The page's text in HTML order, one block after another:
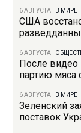
6 АВГУСТА В МИРЕ
США
6 АВГУСТА
После видео
партию мяса
6 АВГУСТА В МИРЕ
Зеленский
поставок